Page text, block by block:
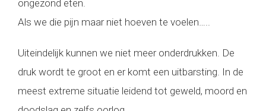
ongezond eten.
Als we die pijn maar niet hoeven te voelen…..
Uiteindelijk kunnen we niet meer onderdrukken. De
druk wordt te groot en er komt een uitbarsting. In de
meest extreme situatie leidend tot geweld, moord en